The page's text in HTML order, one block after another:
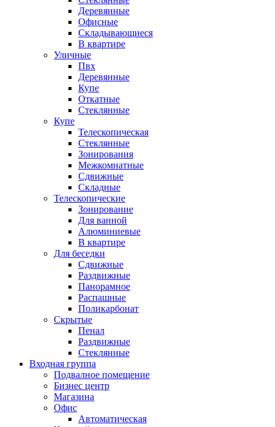
Деревянные
Офисные
Складывающиеся
В квартире
Уличные
Пвх
Деревянные
Купе
Откатные
Стеклянные
Купе
Телескопическая
Стеклянные
Зонирования
Межкомнатные
Сдвижные
Складные
Телескопические
Зонирование
Для ванной
Алюминиевые
В квартире
Для беседки
Сдвижные
Раздвижные
Панорамное
Распашные
Поликарбонат
Скрытые
Пенал
Раздвижные
Стеклянные
Входная группа
Подвалное помещение
Бизнес центр
Магазина
Офис
Автоматическая